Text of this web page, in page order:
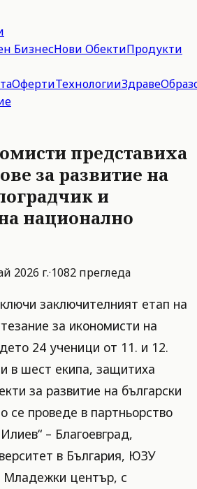
БизнесНови ОбектиПродукти
ОфертиТехнологииЗдраве
представиха
за развитие на
и
национално
2026 г.·1082 прегледа
заключителният етап на
за икономисти на
24 ученици от 11. и 12.
в шест екипа, защитиха
за развитие на български
се проведе в партньорство
– Благоевград,
в България, ЮЗУ
Младежки център, с